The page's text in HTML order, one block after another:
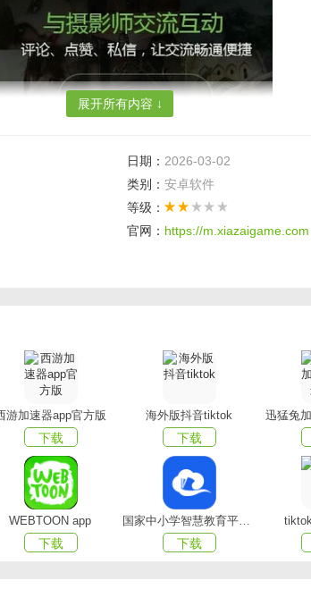
信息,针对最全的摄影服务更快的知晓,其信息更
质的交流服务,而且还可以更好的知晓线上交流的
展开所有内容 ↓
日期： 2026-03-02
类别： 安卓软件
等级：
官网： https://m.xiazaigame.com
游加速器app官方版
下载
海外版抖音tiktok
下载
迅猛兔
WEBTOON app
下载
国家中小学智慧教育平台app(智慧中小学)
下载